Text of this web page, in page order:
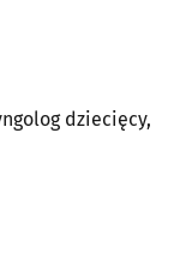
dziecięcy,